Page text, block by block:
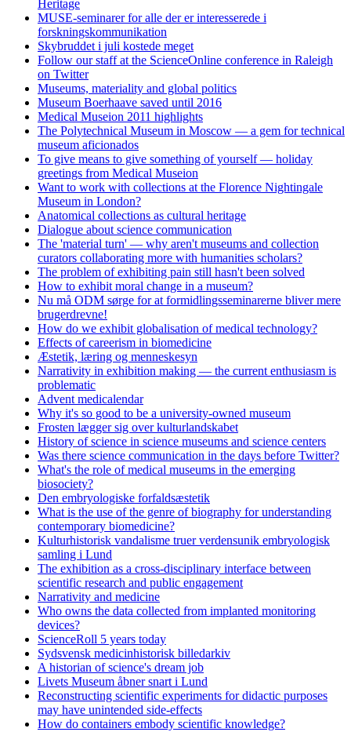
Heritage
MUSE-seminarer for alle der er interesserede i
forskningskommunikation
Skybruddet i juli kostede meget
Follow our staff at the ScienceOnline conference in Raleigh
on Twitter
Museums, materiality and global politics
Museum Boerhaave saved until 2016
Medical Museion 2011 highlights
The Polytechnical Museum in Moscow — a gem for technical
museum aficionados
To give means to give something of yourself — holiday
greetings from Medical Museion
Want to work with collections at the Florence Nightingale
Museum in London?
Anatomical collections as cultural heritage
Dialogue about science communication
The 'material turn' — why aren't museums and collection
curators collaborating more with humanities scholars?
The problem of exhibiting pain still hasn't been solved
How to exhibit moral change in a museum?
Nu må ODM sørge for at formidlingsseminarerne bliver mere
brugerdrevne!
How do we exhibit globalisation of medical technology?
Effects of careerism in biomedicine
Æstetik, læring og menneskesyn
Narrativity in exhibition making — the current enthusiasm is
problematic
Advent medicalendar
Why it's so good to be a university-owned museum
Frosten lægger sig over kulturlandskabet
History of science in science museums and science centers
Was there science communication in the days before Twitter?
What's the role of medical museums in the emerging
biosociety?
Den embryologiske forfaldsæstetik
What is the use of the genre of biography for understanding
contemporary biomedicine?
Kulturhistorisk vandalisme truer verdensunik embryologisk
samling i Lund
The exhibition as a cross-disciplinary interface between
scientific research and public engagement
Narrativity and medicine
Who owns the data collected from implanted monitoring
devices?
ScienceRoll 5 years today
Sydsvensk medicinhistorisk billedarkiv
A historian of science's dream job
Livets Museum åbner snart i Lund
Reconstructing scientific experiments for didactic purposes
may have unintended side-effects
How do containers embody scientific knowledge?